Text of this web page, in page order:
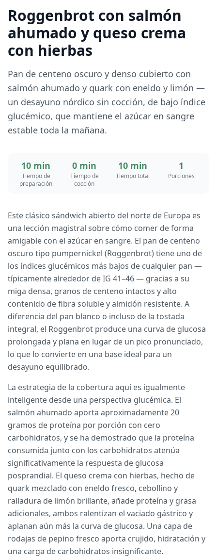
Roggenbrot con salmón
ahumado y queso crema
con hierbas
Pan de centeno oscuro y denso cubierto con
salmón ahumado y quark con eneldo y limón —
un desayuno nórdico sin cocción, de bajo índice
glucémico, que mantiene el azúcar en sangre
estable toda la mañana.
10 min
Tiempo de
preparación
0 min
Tiempo de
cocción
10 min
Tiempo total
1
Porciones
Este clásico sándwich abierto del norte de Europa es
una lección magistral sobre cómo comer de forma
amigable con el azúcar en sangre. El pan de centeno
oscuro tipo pumpernickel (Roggenbrot) tiene uno de
los índices glucémicos más bajos de cualquier pan —
típicamente alrededor de IG 41–46 — gracias a su
miga densa, granos de centeno intactos y alto
contenido de fibra soluble y almidón resistente. A
diferencia del pan blanco o incluso de la tostada
integral, el Roggenbrot produce una curva de glucosa
prolongada y plana en lugar de un pico pronunciado,
lo que lo convierte en una base ideal para un
desayuno equilibrado.
La estrategia de la cobertura aquí es igualmente
inteligente desde una perspectiva glucémica. El
salmón ahumado aporta aproximadamente 20
gramos de proteína por porción con cero
carbohidratos, y se ha demostrado que la proteína
consumida junto con los carbohidratos atenúa
significativamente la respuesta de glucosa
posprandial. El queso crema con hierbas, hecho de
quark mezclado con eneldo fresco, cebollino y
ralladura de limón brillante, añade proteína y grasa
adicionales, ambos ralentizan el vaciado gástrico y
aplanan aún más la curva de glucosa. Una capa de
rodajas de pepino fresco aporta crujido, hidratación y
una carga de carbohidratos insignificante.